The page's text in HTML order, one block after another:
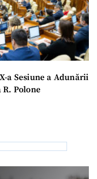
a Sesiune a Adunării
Polone